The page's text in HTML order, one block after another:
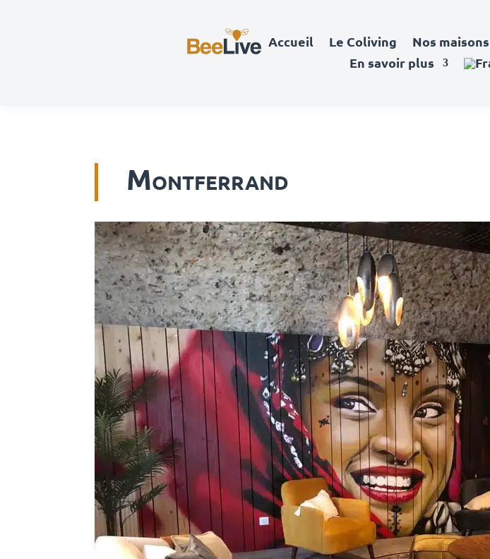
Accueil Le Coliving Nos maisons
En savoir plus
Montferrand